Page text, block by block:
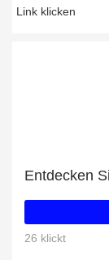
Link klicken
26 klickt